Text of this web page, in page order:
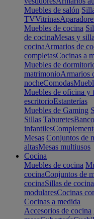
Muebles de salón
TVVitrinas
Muebles de cocina
de cocinaMesas y
cocinaArmarios de
completasCocinas a
Muebles de
matrimonioArmarios
nocheComodas
Muebles de oficina y
escritorioEstanterías
Muebles de Gaming
Sillas Taburetes
infantiles
Mesas Conjuntos de
altasMesas multiusos
Cocina
Muebles de cocina
cocinaConjuntos de
cocinaSillas de cocina
modularesCocinas
Cocinas a medida
Accesorios de cocina